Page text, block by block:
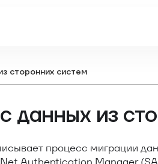
сторонних систем
данных из
процесс миграции